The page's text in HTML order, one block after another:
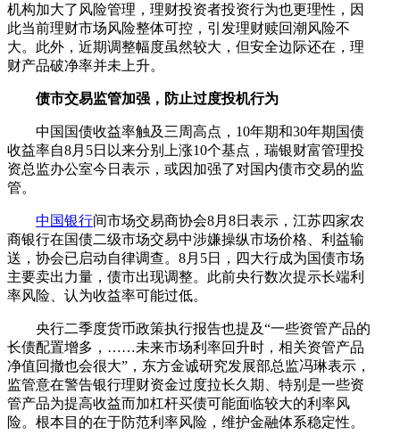
机构加大了风险管理，理财投资者投资行为也更理性，因
此当前理财市场风险整体可控，引发理财赎回潮风险不
大。此外，近期调整幅度虽然较大，但安全边际还在，理
财产品破净率并未上升。
债市交易监管加强，防止过度投机行为
中国国债收益率触及三周高点，10年期和30年期国债
收益率自8月5日以来分别上涨10个基点，瑞银财富管理投
资总监办公室今日表示，或因加强了对国内债市交易的监
管。
中国银行间市场交易商协会8月8日表示，江苏四家农
商银行在国债二级市场交易中涉嫌操纵市场价格、利益输
送，协会已启动自律调查。8月5日，四大行成为国债市场
主要卖出力量，债市出现调整。此前央行数次提示长端利
率风险、认为收益率可能过低。
央行二季度货币政策执行报告也提及“一些资管产品的
长债配置增多，……未来市场利率回升时，相关资管产品
净值回撤也会很大”，东方金诚研究发展部总监冯琳表示，
监管意在警告银行理财资金过度拉长久期、特别是一些资
管产品为提高收益而加杠杆买债可能面临较大的利率风
险。根本目的在于防范利率风险，维护金融体系稳定性。